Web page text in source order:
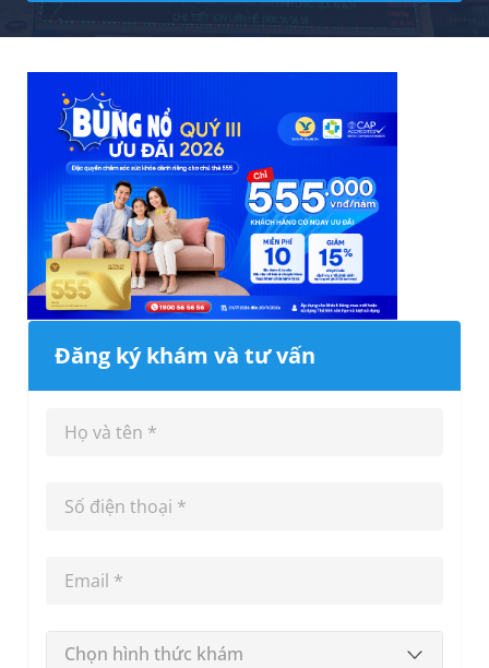
Đăng ký khám và tư vấn
Chọn hình thức khám